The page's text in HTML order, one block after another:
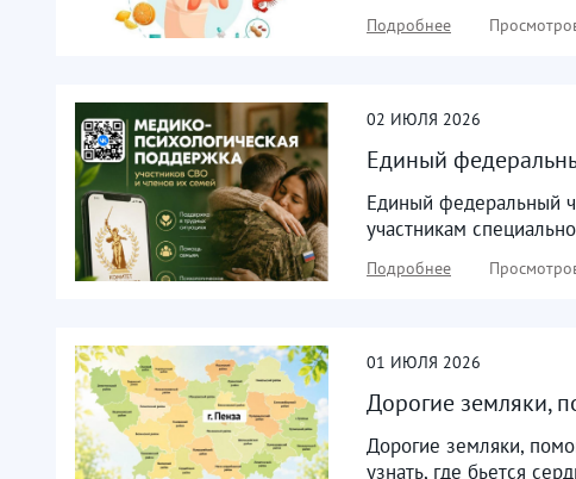
Подробнее
02 ИЮЛЯ 2026
Единый
Единый федеральный
участникам
Подробнее
01 ИЮЛЯ 2026
Дорогие земляки,
Дорогие земляки,
узнать, где бьется